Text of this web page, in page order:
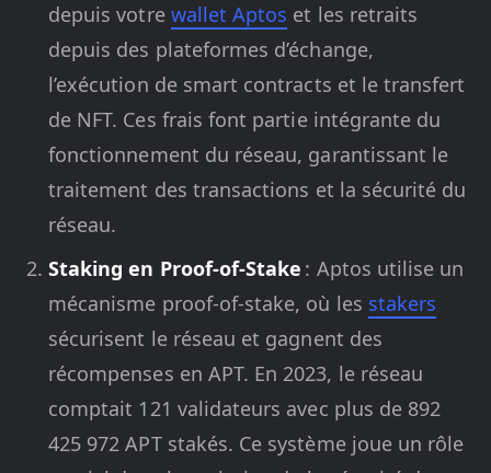
depuis votre wallet Aptos et les retraits
depuis des plateformes d’échange,
l’exécution de smart contracts et le transfert
de NFT. Ces frais font partie intégrante du
fonctionnement du réseau, garantissant le
traitement des transactions et la sécurité du
réseau.
Staking en Proof-of-Stake : Aptos utilise un
mécanisme proof-of-stake, où les stakers
sécurisent le réseau et gagnent des
récompenses en APT. En 2023, le réseau
comptait 121 validateurs avec plus de 892
425 972 APT stakés. Ce système joue un rôle